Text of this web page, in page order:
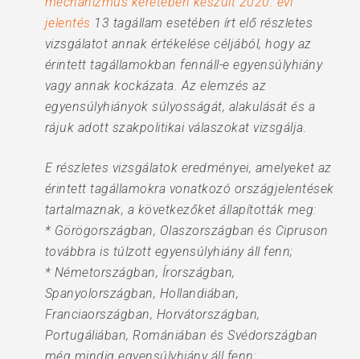
jelentés 13 tagállam esetében írt elő részletes
vizsgálatot annak értékelése céljából, hogy az
érintett tagállamokban fennáll-e egyensúlyhiány
vagy annak kockázata. Az elemzés az
egyensúlyhiányok súlyosságát, alakulását és a
rájuk adott szakpolitikai válaszokat vizsgálja.
E részletes vizsgálatok eredményei, amelyeket az
érintett tagállamokra vonatkozó országjelentések
tartalmaznak, a következőket állapították meg:
* Görögországban, Olaszországban és Cipruson
továbbra is túlzott egyensúlyhiány áll fenn;
* Németországban, Írországban,
Spanyolországban, Hollandiában,
Franciaországban, Horvátországban,
Portugáliában, Romániában és Svédországban